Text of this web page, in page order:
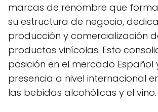
marcas de renombre que
su estructura de negocio,
producción y comercialización
productos vinícolas. Esto
posición en el mercado Español
presencia a nivel internacional
las bebidas alcohólicas y el vino.